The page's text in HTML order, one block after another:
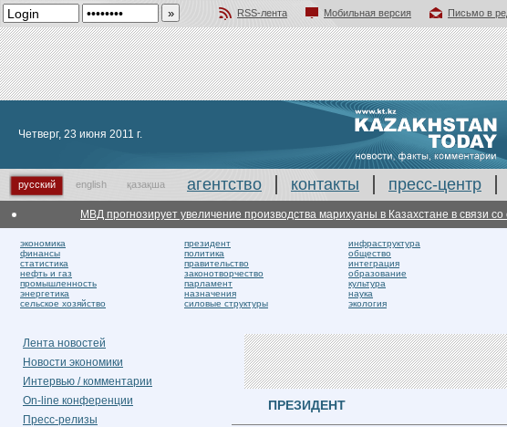
RSS-лента Мобильная версия
Письмо в
Четверг, 23 июня 2011 г.
русский english қазақша агентство контакты пресс-центр
МВД прогнозирует увеличение производства марихуаны в Казахстане в связи со
экономика
финансы
статистика
нефть и газ
промышленность
энергетика
сельское хозяйство
президент
политика
правительство
законотворчество
парламент
назначения
силовые структуры
инфраструктура
общество
интеграция
образование
культура
наука
экология
Лента новостей
Новости экономики
Интервью / комментарии
On-line конференции
Пресс-релизы
ПРЕЗИДЕНТ